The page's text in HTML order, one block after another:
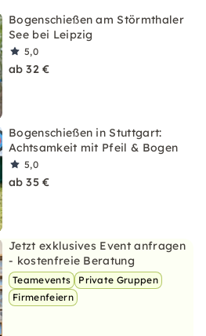
Bogenschießen am Störmthaler
See bei Leipzig
5,0
ab 32 €
Bogenschießen in Stuttgart:
Achtsamkeit mit Pfeil & Bogen
5,0
ab 35 €
Jetzt exklusives Event anfragen
- kostenfreie Beratung
Teamevents
Private Gruppen
Firmenfeiern